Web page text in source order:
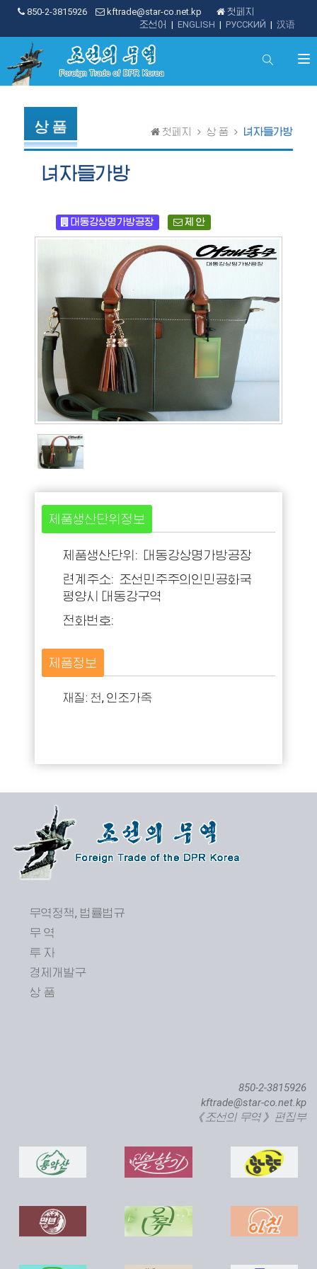
850-2-3815926 kftrade@star-co.net.kp
첫페지
| 汉语
| РУССКИЙ
| ENGLISH
조선어
상 품 첫페지 상 품 녀자들가방
녀자들가방
대동강상명가방공장 제 안
제품생산단위정보
제품생산단위: 대동강상명가방공장
련계주소: 조선민주주의인민공화국
평양시 대동강구역
전화번호:
제품정보
재질: 천, 인조가죽
무역정책, 법률법규
무 역
투 자
경제개발구
상 품
850-2-3815926
kftrade@star-co.net.kp
《조선의 무역》 편집부